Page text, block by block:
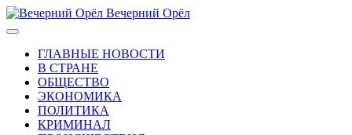
Вечерний Орёл
ГЛАВНЫЕ НОВОСТИ
В СТРАНЕ
ОБЩЕСТВО
ЭКОНОМИКА
ПОЛИТИКА
КРИМИНАЛ